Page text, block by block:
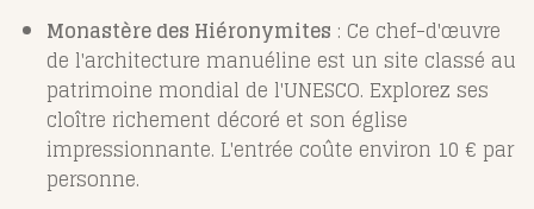
Monastère des Hiéronymites : Ce chef-d'œuvre
de l'architecture manuéline est un site classé au
patrimoine mondial de l'UNESCO. Explorez ses
cloître richement décoré et son église
impressionnante. L'entrée coûte environ 10 € par
personne.